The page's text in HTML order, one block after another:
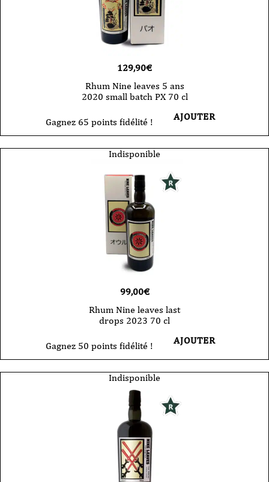
129,90€
Rhum Nine leaves 5 ans
2020 small batch PX 70 cl
Gagnez 65 points fidélité ! AJOUTER
Indisponible
99,00€
Rhum Nine leaves last
drops 2023 70 cl
Gagnez 50 points fidélité ! AJOUTER
Indisponible